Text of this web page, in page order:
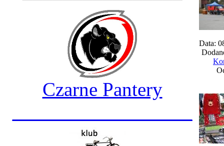
Czarne Pantery
Data: